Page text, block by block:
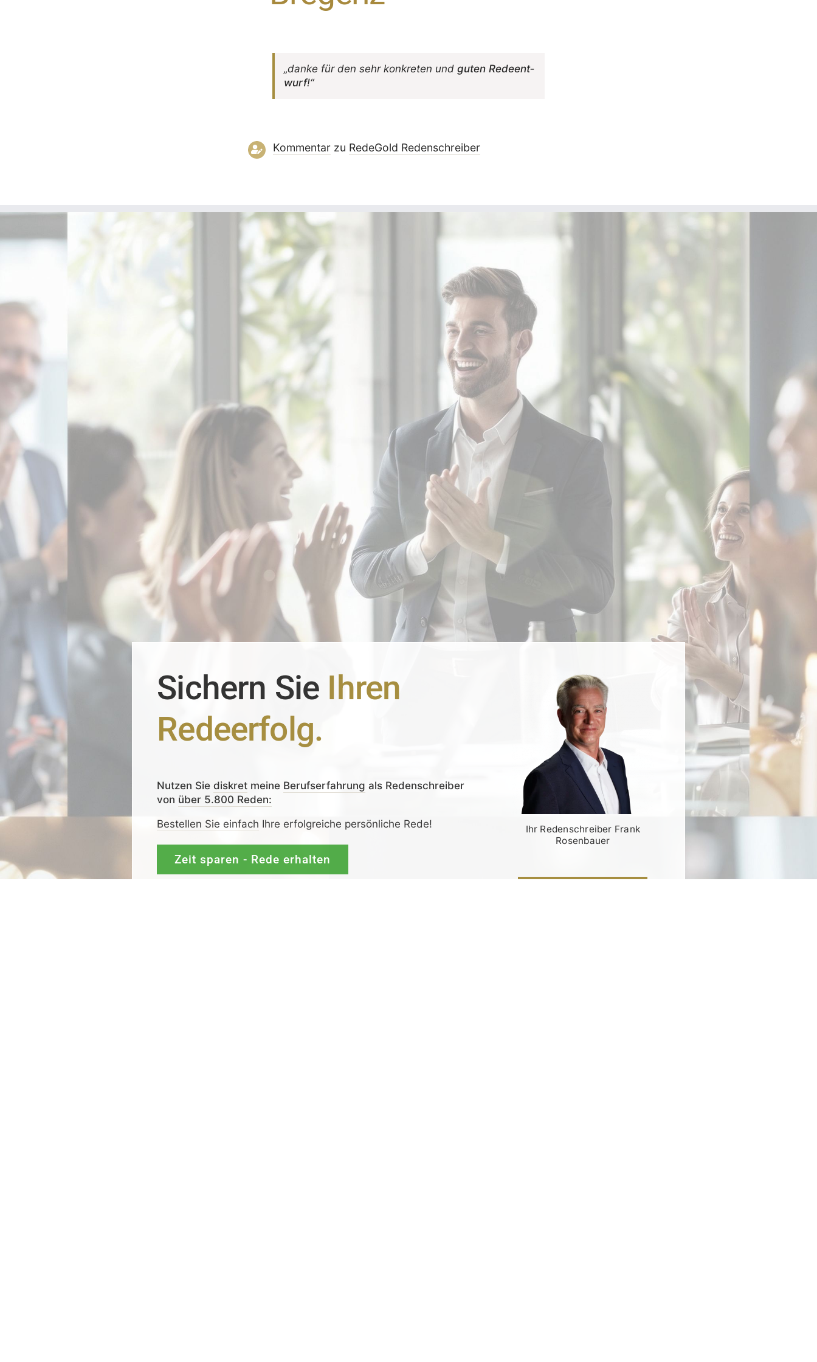
„danke für den sehr konkreten und guten Rede­ent­
wurf!“
Kommentarzu RedeGold Reden­schreiber
Sichern Sie Ihren
Redeerfolg.
Nutzen Siediskret meine Berufserfahrung als Redenschreiber
von über 5.800 Reden:
Bestellen Sie einfach Ihre erfolgreiche persönliche Rede!
Zeit sparen - Rede erhalten
Ihr Redenschreiber Frank
Rosenbauer